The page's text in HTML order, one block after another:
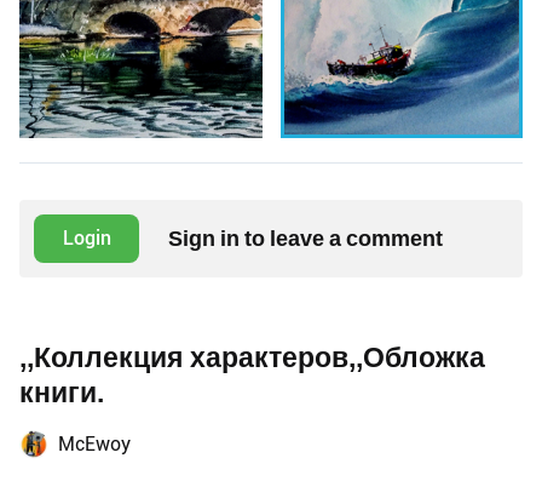
Login Sign in to leave a comment
,,Коллекция характеров,,Обложка
книги.
МcEwoy